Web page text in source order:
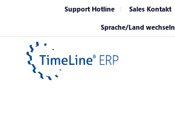
Support Hotline Sales Kontakt
Sprache/Land wechseln